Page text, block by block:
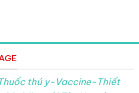
thú y-Vaccine-Thiết